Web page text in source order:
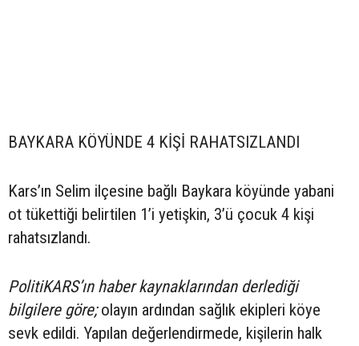
BAYKARA KÖYÜNDE 4 KİŞİ RAHATSIZLANDI
Kars’ın Selim ilçesine bağlı Baykara köyünde yabani
ot tükettiği belirtilen 1’i yetişkin, 3’ü çocuk 4 kişi
rahatsızlandı.
PolitiKARS’ın haber kaynaklarından derlediği
bilgilere göre;olayın ardından sağlık ekipleri köye
sevk edildi. Yapılan değerlendirmede, kişilerin halk